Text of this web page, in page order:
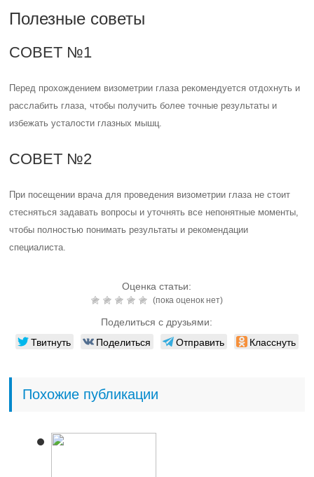
Полезные советы
СОВЕТ №1
Перед прохождением визометрии глаза рекомендуется отдохнуть и
расслабить глаза, чтобы получить более точные результаты и
избежать усталости глазных мышц.
СОВЕТ №2
При посещении врача для проведения визометрии глаза не стоит
стесняться задавать вопросы и уточнять все непонятные моменты,
чтобы полностью понимать результаты и рекомендации
специалиста.
Оценка статьи:
(пока оценок нет)
Поделиться с друзьями:
Твитнуть Поделиться Отправить Класснуть
Похожие публикации